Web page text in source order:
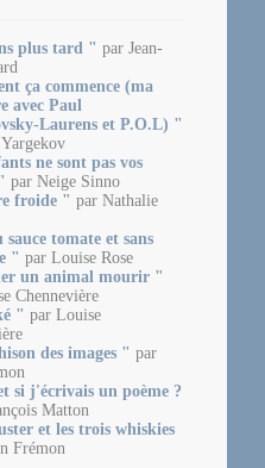
plus tard " par Jean-
ça commence (ma
avec Paul
Laurens et P.O.L) "
ne sont pas vos
par Neige Sinno
froide " par Nathalie
tomate et sans
" par Louise Rose
un animal mourir "
Chennevière
" par Louise
des images " par
si j'écrivais un poème ?
Matton
et les trois whiskies
Frémon